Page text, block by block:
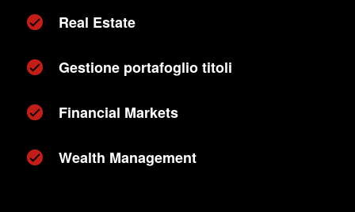
Real Estate
Gestione portafoglio titoli
Financial Markets
Wealth Management